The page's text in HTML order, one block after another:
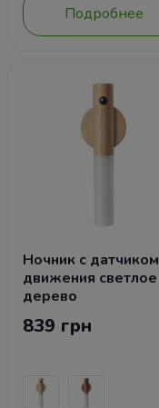
Подробнее
Ночник с датчиком
движения светлое
дерево
839 грн